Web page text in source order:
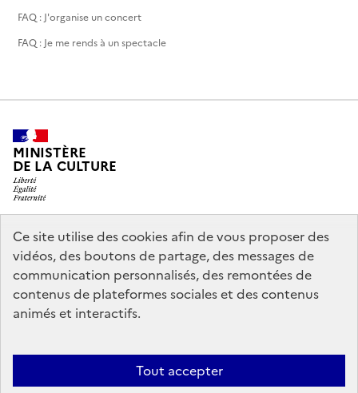
Ce site utilise des cookies afin de vous proposer des
vidéos, des boutons de partage, des messages de
communication personnalisés, des remontées de
contenus de plateformes sociales et des contenus
animés et interactifs.
Tout accepter
FAQ : J'organise un concert
FAQ : Je me rends à un spectacle
MINISTÈRE
DE LA CULTURE
legifrance.gouv.fr
info.gouv.fr
service-public.gouv.fr
data.gouv.fr
Accessibilité : partiellement conforme
Politique générale de
Mentions légales